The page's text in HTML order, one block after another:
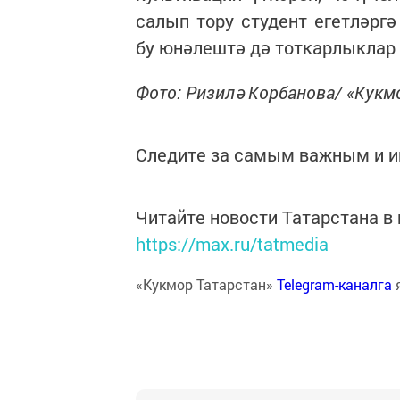
салып тору студент
бу юнәлештә дә
Фото: Ризилә Корбанова/
Следите за самым важным и
Читайте новости Татарстана
https://max.ru/tatmedia
«Кукмор Татарстан» Telegram-каналга